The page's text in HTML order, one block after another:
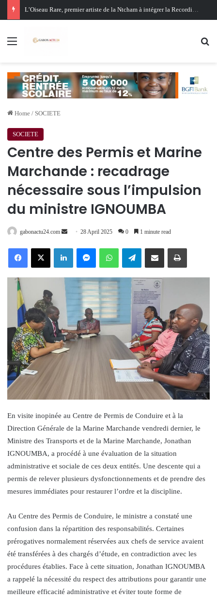
Oligui Nguema au Ghana : Libreville mise sur Accra pour renforcer sa stratégie diplomatique et économique
Menu
Home / SOCIETE
SOCIETE
Centre des Permis et Marine
Marchande : recadrage
nécessaire sous l’impulsion
du ministre IGNOUMBA
gabonactu24.com
Send 28 April 2025 0 1 minute read
FacebookX LinkedInMessengerWhatsAppTelegramShare via Email Print
En visite inopinée au Centre de Permis de Conduire et à la
Direction Générale de la Marine Marchande vendredi dernier, le
Ministre des Transports et de la Marine Marchande, Jonathan
IGNOUMBA, a procédé à une évaluation de la situation
administrative et sociale de ces deux entités. Une descente qui a
permis de relever plusieurs dysfonctionnements et de prendre des
mesures immédiates pour restaurer l’ordre et la discipline.
Au Centre des Permis de Conduire, le ministre a constaté une
confusion dans la répartition des responsabilités. Certaines
prérogatives normalement réservées aux chefs de service avaient
été transférées à des chargés d’étude, en contradiction avec les
procédures établies. Face à cette situation, Jonathan IGNOUMBA
a rappelé la nécessité du respect des attributions pour garantir une
meilleure efficacité administrative et éviter toute forme de